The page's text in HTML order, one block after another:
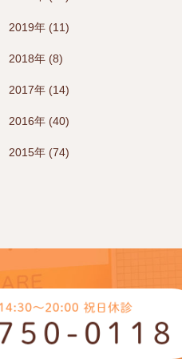
2019年 (11)
2018年 (8)
2017年 (14)
2016年 (40)
2015年 (74)